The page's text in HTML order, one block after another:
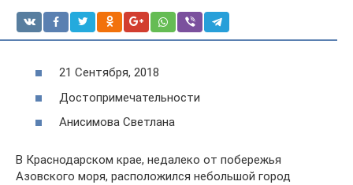
21 Сентября, 2018
Достопримечательности
Анисимова Светлана
В Краснодарском крае, недалеко от побережья
Азовского моря, расположился небольшой город